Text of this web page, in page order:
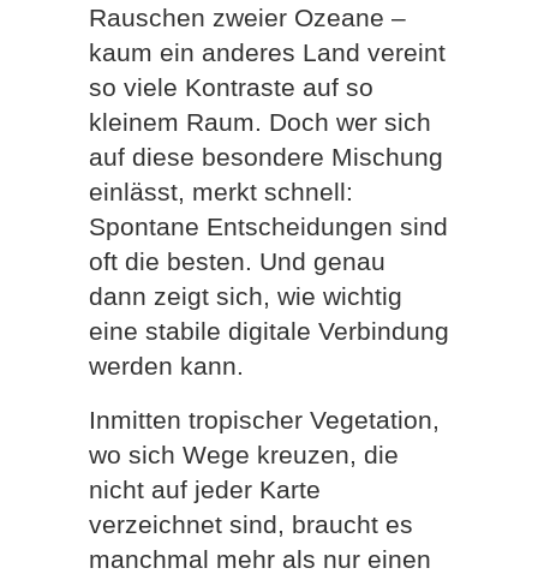
Rauschen zweier Ozeane –
kaum ein anderes Land vereint
so viele Kontraste auf so
kleinem Raum. Doch wer sich
auf diese besondere Mischung
einlässt, merkt schnell:
Spontane Entscheidungen sind
oft die besten. Und genau
dann zeigt sich, wie wichtig
eine stabile digitale Verbindung
werden kann.
Inmitten tropischer Vegetation,
wo sich Wege kreuzen, die
nicht auf jeder Karte
verzeichnet sind, braucht es
manchmal mehr als nur einen